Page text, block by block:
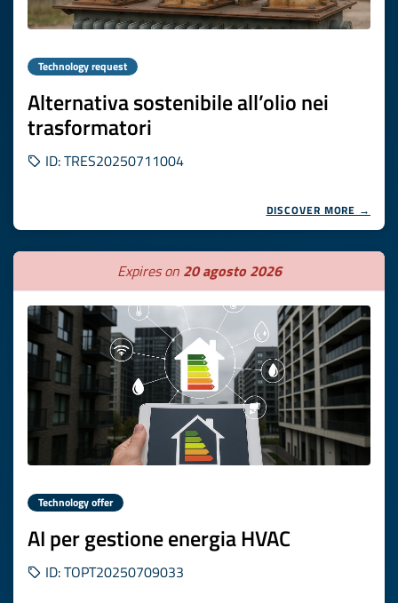
Technology request
Alternativa sostenibile all’olio nei
trasformatori
ID: TRES20250711004
DISCOVER MORE →
Expires on 20 agosto 2026
Technology offer
AI per gestione energia HVAC
ID: TOPT20250709033